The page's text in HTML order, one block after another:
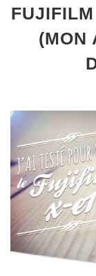
(MON